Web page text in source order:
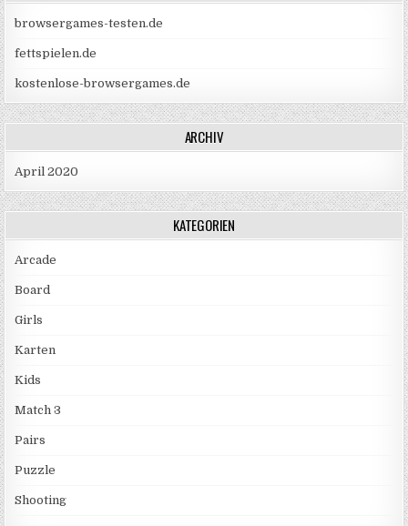
browsergames-testen.de
fettspielen.de
kostenlose-browsergames.de
ARCHIV
April 2020
KATEGORIEN
Arcade
Board
Girls
Karten
Kids
Match 3
Pairs
Puzzle
Shooting